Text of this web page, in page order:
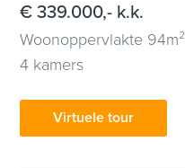
€ 339.000,- k.k.
Woonoppervlakte 94m²
4 kamers
Virtuele tour